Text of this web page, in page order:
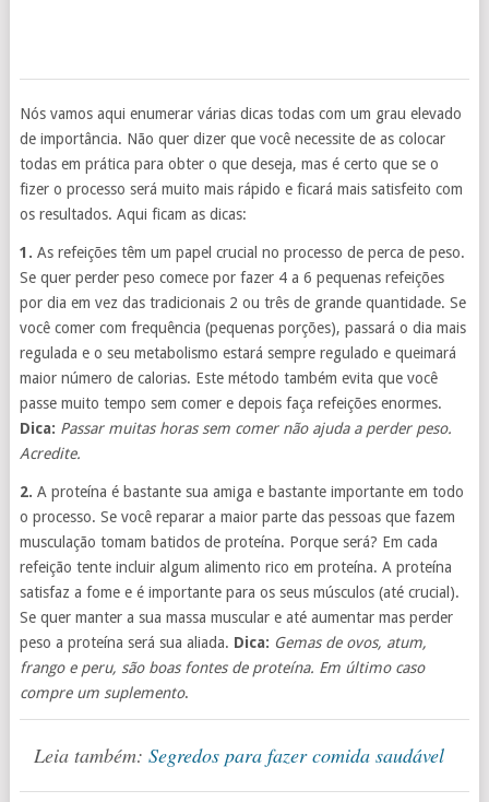
Nós vamos aqui enumerar várias dicas todas com um grau elevado
de importância. Não quer dizer que você necessite de as colocar
todas em prática para obter o que deseja, mas é certo que se o
fizer o processo será muito mais rápido e ficará mais satisfeito com
os resultados. Aqui ficam as dicas:
1. As refeições têm um papel crucial no processo de perca de peso.
Se quer perder peso comece por fazer 4 a 6 pequenas refeições
por dia em vez das tradicionais 2 ou três de grande quantidade. Se
você comer com frequência (pequenas porções), passará o dia mais
regulada e o seu metabolismo estará sempre regulado e queimará
maior número de calorias. Este método também evita que você
passe muito tempo sem comer e depois faça refeições enormes.
Dica: Passar muitas horas sem comer não ajuda a perder peso.
Acredite.
2. A proteína é bastante sua amiga e bastante importante em todo
o processo. Se você reparar a maior parte das pessoas que fazem
musculação tomam batidos de proteína. Porque será? Em cada
refeição tente incluir algum alimento rico em proteína. A proteína
satisfaz a fome e é importante para os seus músculos (até crucial).
Se quer manter a sua massa muscular e até aumentar mas perder
peso a proteína será sua aliada. Dica: Gemas de ovos, atum,
frango e peru, são boas fontes de proteína. Em último caso
compre um suplemento.
Leia também: Segredos para fazer comida saudável